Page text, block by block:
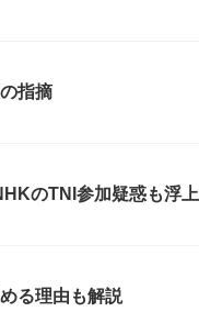
指摘
は？ NHKのTNI参加疑惑も浮上
る理由も解説